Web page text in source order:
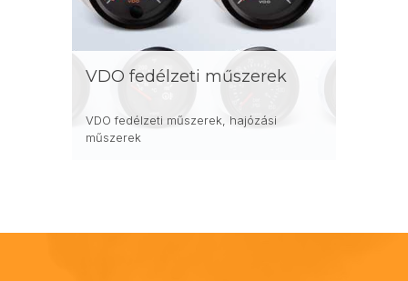
VDO fedélzeti műszerek
VDO fedélzeti műszerek, hajózási
műszerek